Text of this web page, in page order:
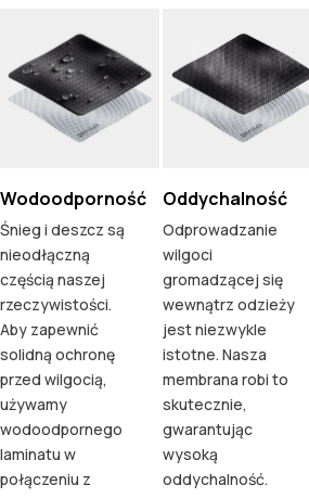
Wodoodporność
Śnieg i deszcz są
nieodłączną
częścią naszej
rzeczywistości.
Aby zapewnić
solidną ochronę
przed wilgocią,
używamy
wodoodpornego
laminatu w
połączeniu z
Oddychalność
Odprowadzanie
wilgoci
gromadzącej się
wewnątrz odzieży
jest niezwykle
istotne. Nasza
membrana robi to
skutecznie,
gwarantując
wysoką
oddychalność.